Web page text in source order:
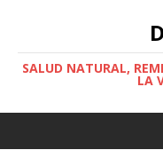
SALUD NATURAL,
LA